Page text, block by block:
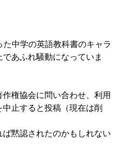
中学の英語教科書のキャラ
あふれ騒動になっていま
権協会に問い合わせ、利用
止すると投稿（現在は削
黙認されたのかもしれない